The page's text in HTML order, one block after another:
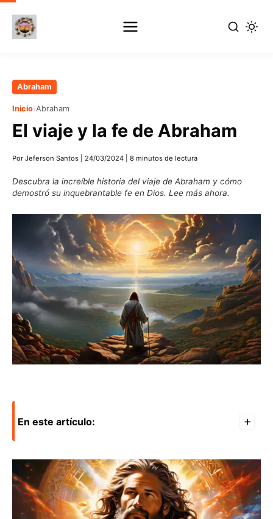
principal
Abraham
Inicio›Abraham
El viaje y la fe de Abraham
Por Jeferson Santos 24/03/2024 8 minutos de lectura
Descubra la increíble historia del viaje de Abraham y cómo
demostró su inquebrantable fe en Dios. Lee más ahora.
En este artículo: +